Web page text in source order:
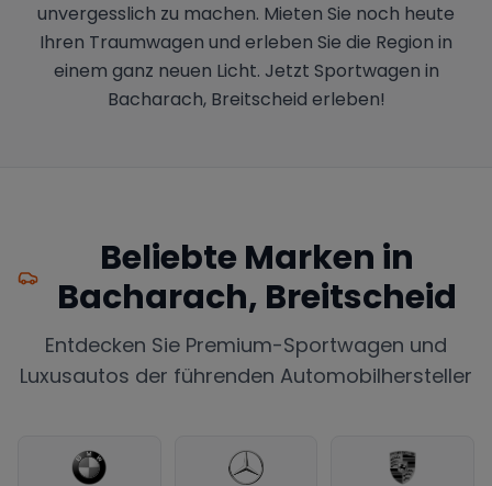
unvergesslich zu machen. Mieten Sie noch heute
Ihren Traumwagen und erleben Sie die Region in
einem ganz neuen Licht. Jetzt Sportwagen in
Bacharach, Breitscheid erleben!
Beliebte Marken in
Bacharach, Breitscheid
Entdecken Sie Premium-Sportwagen und
Luxusautos der führenden Automobilhersteller